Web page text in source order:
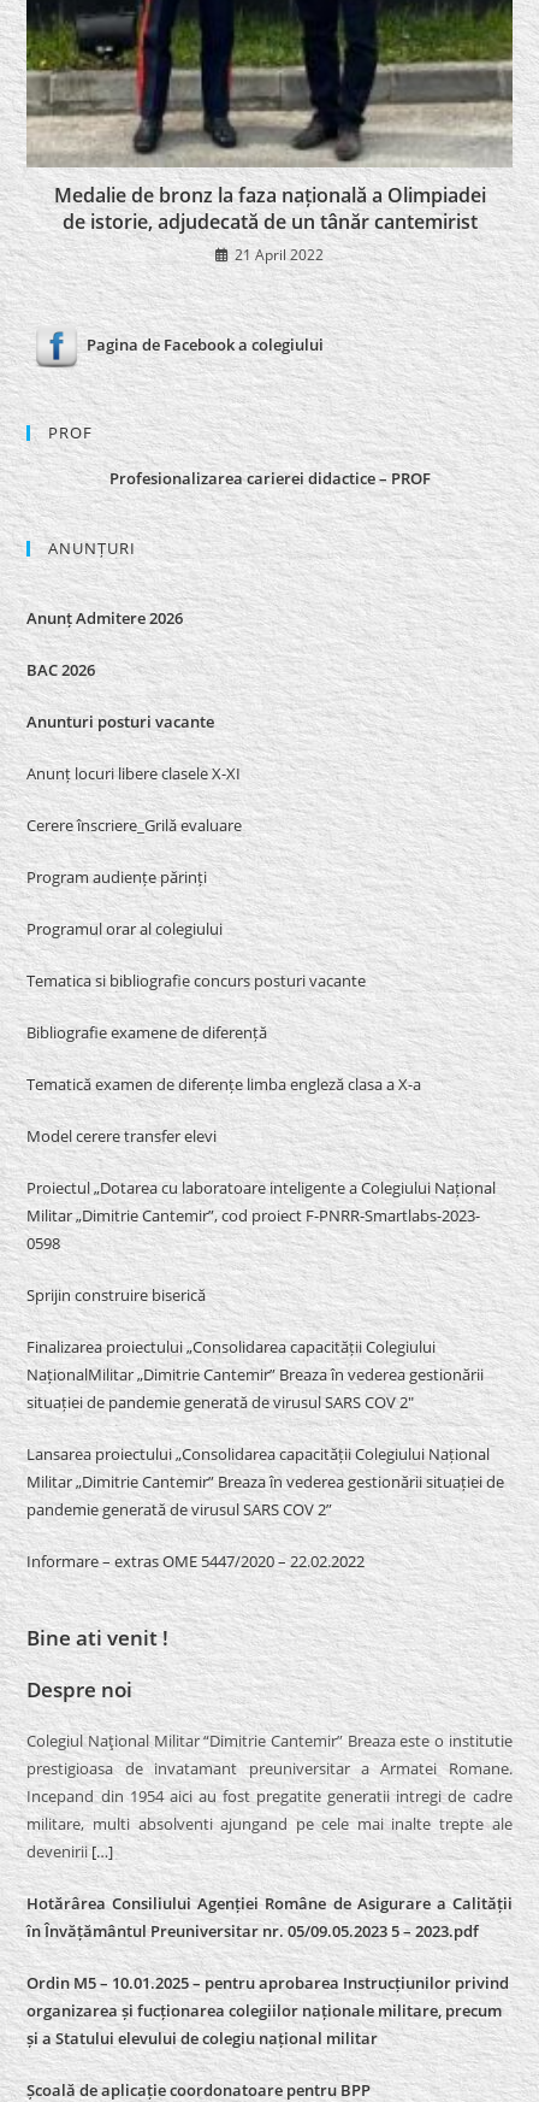
Medalie de bronz la faza națională a Olimpiadei
de istorie, adjudecată de un tânăr cantemirist
21 April 2022
Pagina de Facebook a colegiului
PROF
Profesionalizarea carierei didactice – PROF
ANUNȚURI
Anunț Admitere 2026
BAC 2026
Anunturi posturi vacante
Anunț locuri libere clasele X-XI
Cerere înscriere_Grilă evaluare
Program audiențe părinți
Programul orar al colegiului
Tematica si bibliografie concurs posturi vacante
Bibliografie examene de diferență
Tematică examen de diferențe limba engleză clasa a X-a
Model cerere transfer elevi
Proiectul „Dotarea cu laboratoare inteligente a Colegiului Național
Militar „Dimitrie Cantemir”, cod proiect F-PNRR-Smartlabs-2023-
0598
Sprijin construire biserică
Finalizarea proiectului „Consolidarea capacității Colegiului
NaționalMilitar „Dimitrie Cantemir” Breaza în vederea gestionării
situației de pandemie generată de virusul SARS COV 2″
Lansarea proiectului „Consolidarea capacității Colegiului Național
Militar „Dimitrie Cantemir” Breaza în vederea gestionării situației de
pandemie generată de virusul SARS COV 2”
Informare – extras OME 5447/2020 – 22.02.2022
Bine ati venit !
Despre noi
Colegiul Naţional Militar “Dimitrie Cantemir” Breaza este o institutie
prestigioasa de invatamant preuniversitar a Armatei Romane.
Incepand din 1954 aici au fost pregatite generatii intregi de cadre
militare, multi absolventi ajungand pe cele mai inalte trepte ale
devenirii[…]
Hotărârea Consiliului Agenției Române de Asigurare a Calității
în Învățământul Preuniversitar nr. 05/09.05.2023 5 – 2023.pdf
Ordin M5 – 10.01.2025 – pentru aprobarea Instrucțiunilor privind
organizarea și fucționarea colegiilor naționale militare, precum
și a Statului elevului de colegiu național militar
Școală de aplicație coordonatoare pentru BPP